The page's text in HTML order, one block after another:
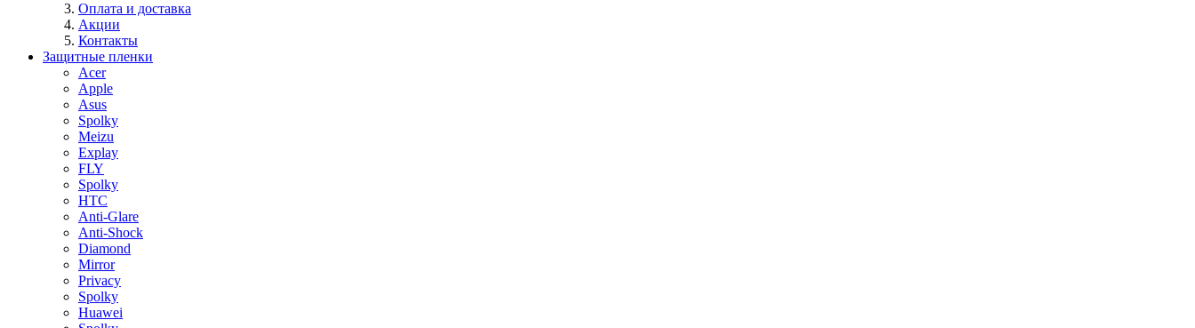
Оплата и доставка
Акции
Контакты
Защитные пленки
Acer
Apple
Asus
Spolky
Meizu
Explay
FLY
Spolky
HTC
Anti-Glare
Anti-Shock
Diamond
Mirror
Privacy
Spolky
Huawei